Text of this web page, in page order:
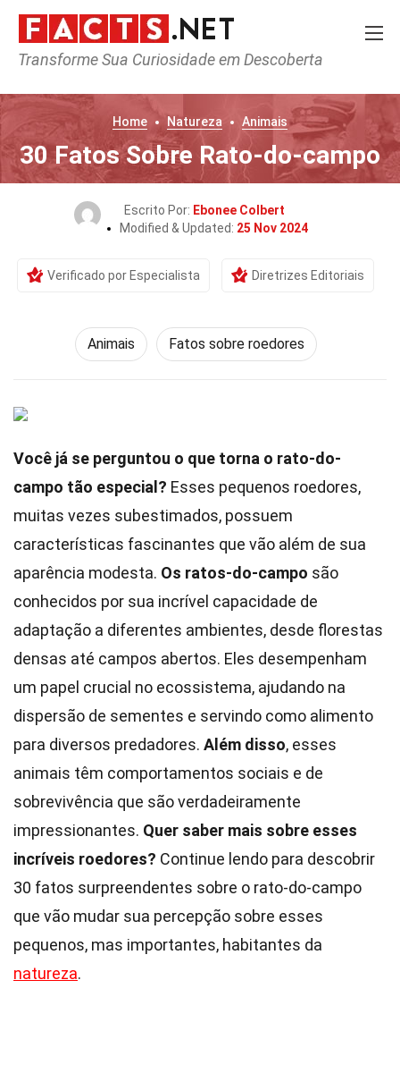
Transforme Sua Curiosidade em Descoberta
Home Natureza Animais
30 Fatos Sobre Rato-do-campo
Escrito Por: Ebonee Colbert
Modified & Updated: 25 Nov 2024
Verificado por Especialista Diretrizes Editoriais
Animais Fatos sobre roedores
Você já se perguntou o que torna o rato-do-
campo tão especial? Esses pequenos roedores,
muitas vezes subestimados, possuem
características fascinantes que vão além de sua
aparência modesta. Os ratos-do-campo são
conhecidos por sua incrível capacidade de
adaptação a diferentes ambientes, desde florestas
densas até campos abertos. Eles desempenham
um papel crucial no ecossistema, ajudando na
dispersão de sementes e servindo como alimento
para diversos predadores. Além disso, esses
animais têm comportamentos sociais e de
sobrevivência que são verdadeiramente
impressionantes. Quer saber mais sobre esses
incríveis roedores? Continue lendo para descobrir
30 fatos surpreendentes sobre o rato-do-campo
que vão mudar sua percepção sobre esses
pequenos, mas importantes, habitantes da
natureza.